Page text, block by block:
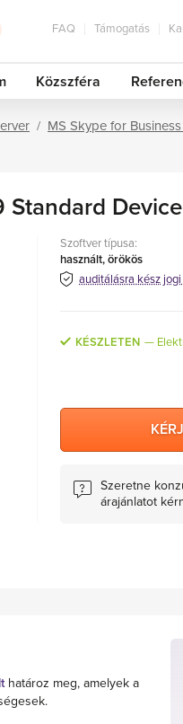
FAQ Támogatás
Közszféra
MS Skype for
Standard
Szoftver típusa:
használt, örökös
auditálásra kész
KÉSZLETEN
Szeretne
árajánlatot
határoz meg, amelyek a